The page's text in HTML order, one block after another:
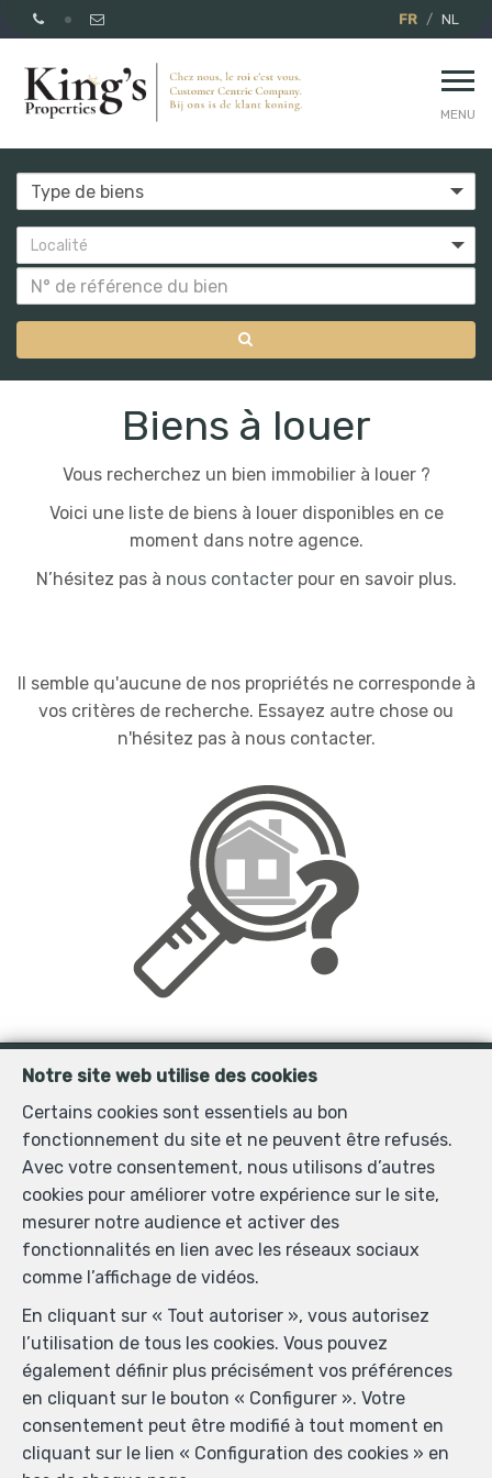
FR NL
MENU
Localité
louer
Biens à louer
Vous recherchez un bien immobilier à louer ?
Voici une liste de biens à louer disponibles en ce
moment dans notre agence.
N’hésitez pas à nous contacterpour en savoir plus.
Il semble qu'aucune de nos propriétés ne corresponde à
vos critères de recherche. Essayez autre chose ou
n'hésitez pas à nous contacter.
Notre site web utilise des cookies
Certains cookies sont essentiels au bon
fonctionnement du site et ne peuvent être refusés.
Avec votre consentement, nous utilisons d’autres
cookies pour améliorer votre expérience sur le site,
mesurer notre audience et activer des
fonctionnalités en lien avec les réseaux sociaux
comme l’affichage de vidéos.
En cliquant sur « Tout autoriser », vous autorisez
l’utilisation de tous les cookies. Vous pouvez
également définir plus précisément vos préférences
en cliquant sur le bouton « Configurer ». Votre
consentement peut être modifié à tout moment en
cliquant sur le lien « Configuration des cookies » en
King's Properties
—
1750 Lennik
TEL.0499 21 90 10
—
philippe@kingsproperties.be
Agent immobilier agréé IPI sous le numéro 502.188 en
Belgique - N° entreprise : TVA BE-0865.344.918-
Instance de contrôle: Institut professionnel des agents
immobiliers, rue du Luxembourg 16B, 1000 Bruxelles
(+32 2 505 38 50 - info@ipi.be) - Soumis aucode
déontologique de l’ IPI
RC professionnelle et cautionnement via AXA Belgium
SA, Place du Trône 1, 1000 Bruxelles – police n°